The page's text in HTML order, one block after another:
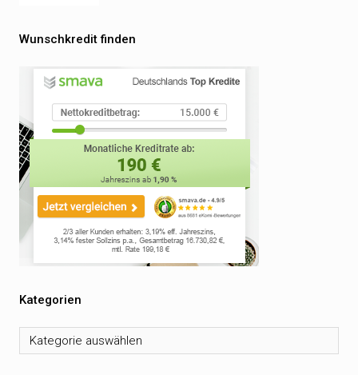
Wunschkredit finden
Kategorien
Kategorien